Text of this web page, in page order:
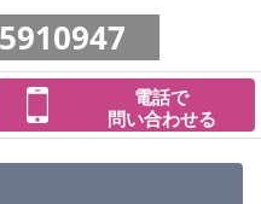
電話で
問い合わせる